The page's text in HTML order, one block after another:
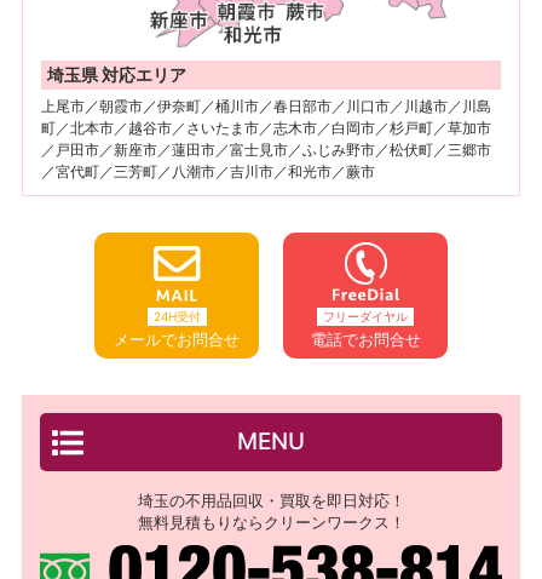
埼玉県 対応エリア
上尾市／朝霞市／伊奈町／桶川市／春日部市／川口市／川越市／川島
町／北本市／越谷市／さいたま市／志木市／白岡市／杉戸町／草加市
／戸田市／新座市／蓮田市／富士見市／ふじみ野市／松伏町／三郷市
／宮代町／三芳町／八潮市／吉川市／和光市／蕨市
24H受付
メールでお問合せ
フリーダイヤル
電話でお問合せ
MENU
埼玉の不用品回収・買取を即日対応！
無料見積もりならクリーンワークス！